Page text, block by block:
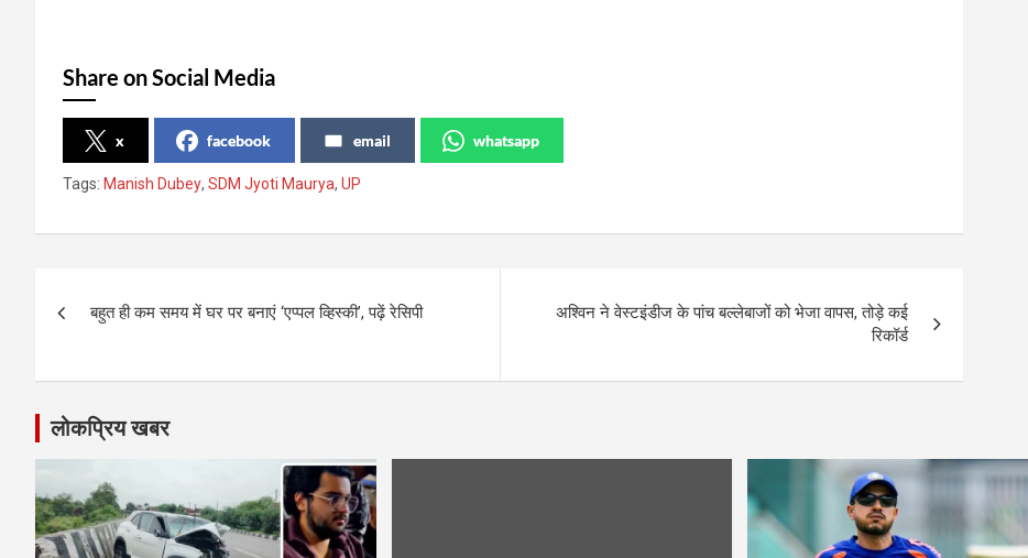
Share on Social Media
x facebook email whatsapp
Tags: Manish Dubey, SDM Jyoti Maurya, UP
navigation
बहुत ही कम समय में घर पर बनाएं ‘एप्पल व्हिस्की’, पढ़ें रेसिपी
अश्विन ने वेस्टइंडीज के पांच बल्लेबाजों को भेजा वापस, तोड़े कई
रिकॉर्ड
लोकप्रिय खबर